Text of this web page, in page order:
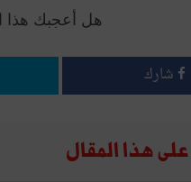
هل أعجبك هذا
شارك
هذا المقال